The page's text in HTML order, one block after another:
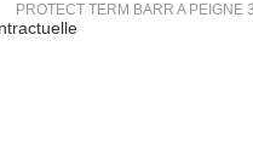
PROTECT TERM BARR A PEIGNE